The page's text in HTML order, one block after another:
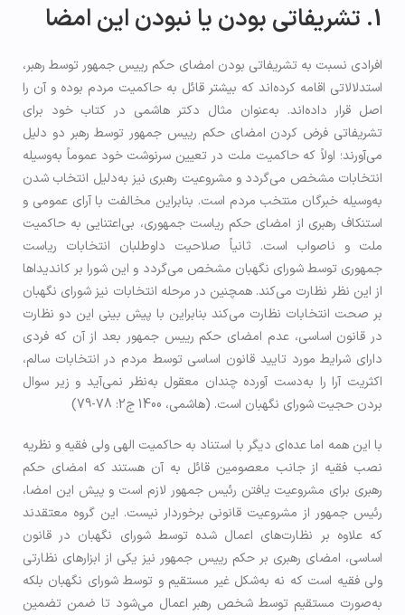
1. تشریفاتی بودن یا نبودن این امضا
افرادی نسبت به تشریفاتی بودن امضای حکم رییس جمهور توسط رهبر،
استدلالاتی اقامه کرده‌اند که بیشتر قائل به حاکمیت مردم بوده و آن را
اصل قرار داده‌اند. به‌عنوان مثال دکتر هاشمی در کتاب خود برای
تشریفاتی فرض کردن امضای حکم رییس جمهور توسط رهبر دو دلیل
می‌آورند؛ اولاً که حاکمیت ملت در تعیین سرنوشت خود عموماً به‌وسیله
انتخابات مشخص می‌گردد و مشروعیت رهبری نیز به‌دلیل انتخاب شدن
به‌وسیله خبرگان منتخب مردم است. بنابراین مخالفت با آرای عمومی و
استنکاف رهبری از امضای حکم ریاست جمهوری، بی‌اعتنایی به حاکمیت
ملت و ناصواب است. ثانیاً صلاحیت داوطلبان انتخابات ریاست
جمهوری توسط شورای نگهبان مشخص می‌گردد و این شورا بر کاندیداها
از این نظر نظارت می‌کند. همچنین در مرحله انتخابات نیز شورای نگهبان
بر صحت انتخابات نظارت می‌کند بنابراین با پیش بینی این دو نظارت
در قانون اساسی، عدم امضای حکم رییس جمهور بعد از آن که فردی
دارای شرایط مورد تایید قانون اساسی توسط مردم در انتخابات سالم،
اکثریت آرا را به‌دست آورده چندان معقول به‌نظر نمی‌آید و زیر سوال
بردن حجیت شورای نگهبان است. (هاشمی، 1400 ج2: 78-79)
با این همه اما عده‌ای دیگر با استناد به حاکمیت الهی ولی فقیه و نظریه
نصب فقیه از جانب معصومین قائل به آن هستند که امضای حکم
رهبری برای مشروعیت یافتن رئیس جمهور لازم است و پیش این امضا،
رئیس جمهور از مشروعیت قانونی برخوردار نیست. این گروه معتقدند
که علاوه بر نظارت‌های اعمال شده توسط شورای نگهبان در قانون
اساسی، امضای رهبری بر حکم رییس جمهور نیز یکی از ابزارهای نظارتی
ولی فقیه است که نه به‌شکل غیر مستقیم و توسط شورای نگهبان بلکه
به‌صورت مستقیم توسط شخص رهبر اعمال می‌شود تا ضمن تضمین